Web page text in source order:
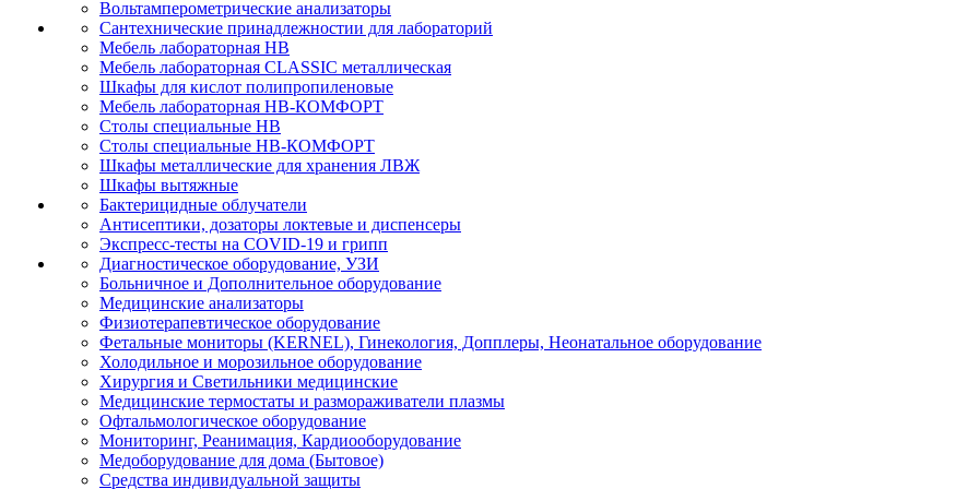
Вольтамперометрические анализаторы
Сантехнические принадлежностии для лабораторий
Мебель лабораторная НВ
Мебель лабораторная CLASSIC металлическая
Шкафы для кислот полипропиленовые
Мебель лабораторная НВ-КОМФОРТ
Столы специальные НВ
Столы специальные НВ-КОМФОРТ
Шкафы металлические для хранения ЛВЖ
Шкафы вытяжные
Бактерицидные облучатели
Антисептики, дозаторы локтевые и диспенсеры
Экспресс-тесты на COVID-19 и грипп
Диагностическое оборудование, УЗИ
Больничное и Дополнительное оборудование
Медицинские анализаторы
Физиотерапевтическое оборудование
Фетальные мониторы (KERNEL), Гинекология, Допплеры, Неонатальное оборудование
Холодильное и морозильное оборудование
Хирургия и Светильники медицинские
Медицинские термостаты и размораживатели плазмы
Офтальмологическое оборудование
Мониторинг, Реанимация, Кардиооборудование
Медоборудование для дома (Бытовое)
Средства индивидуальной защиты